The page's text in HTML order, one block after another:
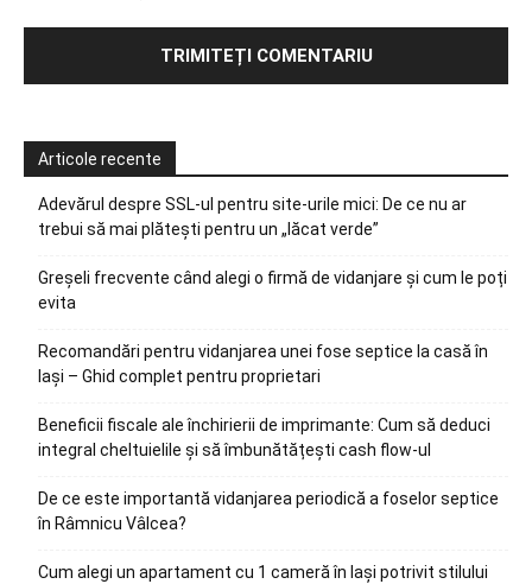
Articole recente
Adevărul despre SSL-ul pentru site-urile mici: De ce nu ar
trebui să mai plătești pentru un „lăcat verde”
Greșeli frecvente când alegi o firmă de vidanjare și cum le poți
evita
Recomandări pentru vidanjarea unei fose septice la casă în
Iași – Ghid complet pentru proprietari
Beneficii fiscale ale închirierii de imprimante: Cum să deduci
integral cheltuielile și să îmbunătățești cash flow-ul
De ce este importantă vidanjarea periodică a foselor septice
în Râmnicu Vâlcea?
Cum alegi un apartament cu 1 cameră în Iași potrivit stilului